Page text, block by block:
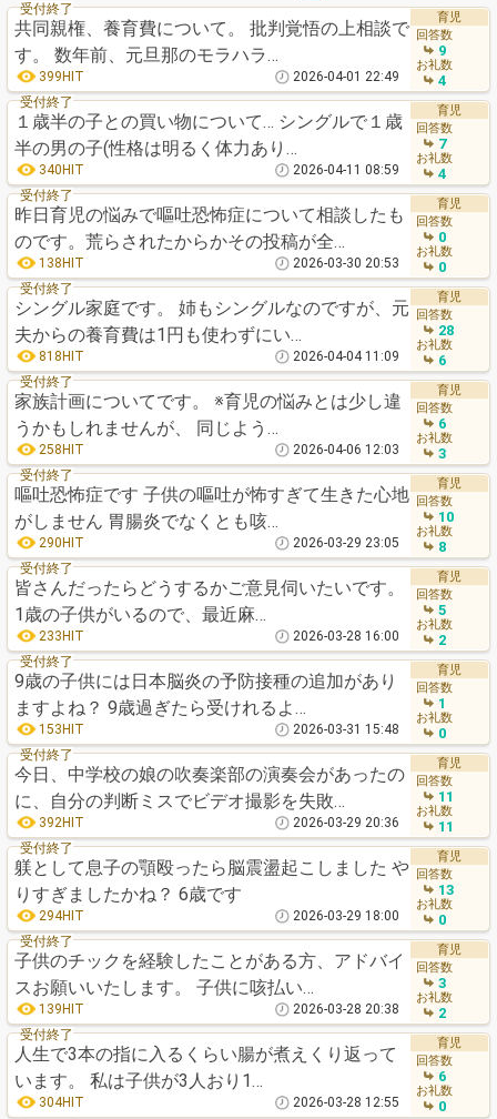
受付終了
共同親権、養育費について。 批判覚悟の上相談で
す。 数年前、元旦那のモラハラ…
399HIT 2026-04-01 22:49
育児
回答数
9
お礼数
4
受付終了
１歳半の子との買い物について… シングルで１歳
半の男の子(性格は明るく体力あり…
340HIT 2026-04-11 08:59
育児
回答数
7
お礼数
4
受付終了
昨日育児の悩みで嘔吐恐怖症について相談したも
のです。荒らされたからかその投稿が全…
138HIT 2026-03-30 20:53
育児
回答数
0
お礼数
0
受付終了
シングル家庭です。 姉もシングルなのですが、元
夫からの養育費は1円も使わずにい…
818HIT 2026-04-04 11:09
育児
回答数
28
お礼数
6
受付終了
家族計画についてです。 ※育児の悩みとは少し違
うかもしれませんが、 同じよう…
258HIT 2026-04-06 12:03
育児
回答数
6
お礼数
3
受付終了
嘔吐恐怖症です 子供の嘔吐が怖すぎて生きた心地
がしません 胃腸炎でなくとも咳…
290HIT 2026-03-29 23:05
育児
回答数
10
お礼数
8
受付終了
皆さんだったらどうするかご意見伺いたいです。
1歳の子供がいるので、最近麻…
233HIT 2026-03-28 16:00
育児
回答数
5
お礼数
2
受付終了
9歳の子供には日本脳炎の予防接種の追加があり
ますよね？ 9歳過ぎたら受けれるよ…
153HIT 2026-03-31 15:48
育児
回答数
1
お礼数
0
受付終了
今日、中学校の娘の吹奏楽部の演奏会があったの
に、自分の判断ミスでビデオ撮影を失敗…
392HIT 2026-03-29 20:36
育児
回答数
11
お礼数
11
受付終了
躾として息子の顎殴ったら脳震盪起こしました や
りすぎましたかね？ 6歳です
294HIT 2026-03-29 18:00
育児
回答数
13
お礼数
0
受付終了
子供のチックを経験したことがある方、アドバイ
スお願いいたします。 子供に咳払い…
139HIT 2026-03-28 20:38
育児
回答数
3
お礼数
2
受付終了
人生で3本の指に入るくらい腸が煮えくり返って
います。 私は子供が3人おり1…
304HIT 2026-03-28 12:55
育児
回答数
6
お礼数
0